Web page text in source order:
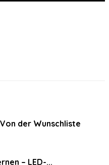
Von der Wunschliste